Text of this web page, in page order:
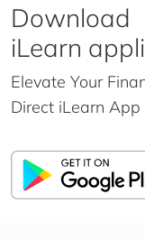
Download
iLearn
Elevate Your
Direct iLearn App